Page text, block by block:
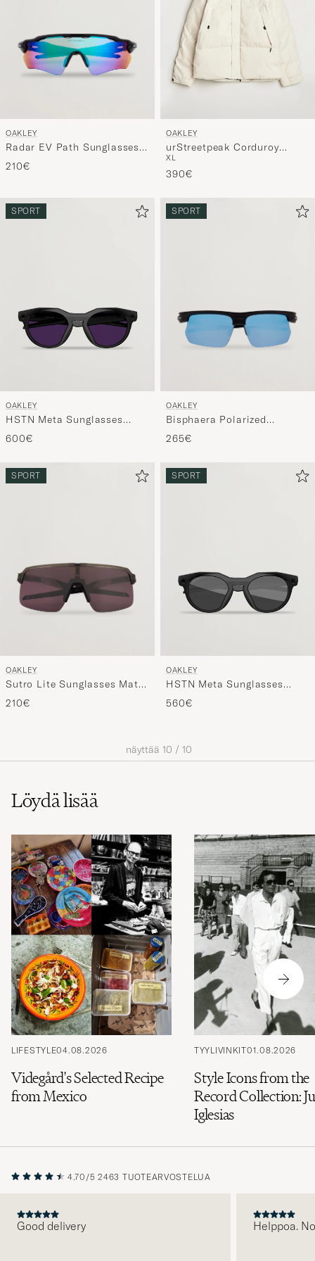
OAKLEY
Radar EV Path Sunglasses
Polished Black/Blue
210€
OAKLEY
urStreetpeak Corduroy
Puffer Jacket Mist
XL
390€
SPORT
OAKLEY
HSTN Meta Sunglasses
Black
600€
SPORT
OAKLEY
Bisphaera Polarized
Sunglasses Matte Black
265€
SPORT
OAKLEY
Sutro Lite Sunglasses Matte
Grey
210€
SPORT
OAKLEY
HSTN Meta Sunglasses
Black
560€
näyttää 10 / 10
Löydä lisää
LIFESTYLE04.08.2026
Videgård's Selected Recipe
from Mexico
TYYLIVINKIT01.08.2026
Style Icons from the
Record Collection:
Iglesias
4.70/5 2463 TUOTEARVOSTELUA
Good delivery Helppoa.